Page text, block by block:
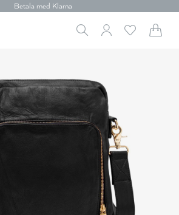
Betala med Klarna
Gratis frakt över 699 kr.